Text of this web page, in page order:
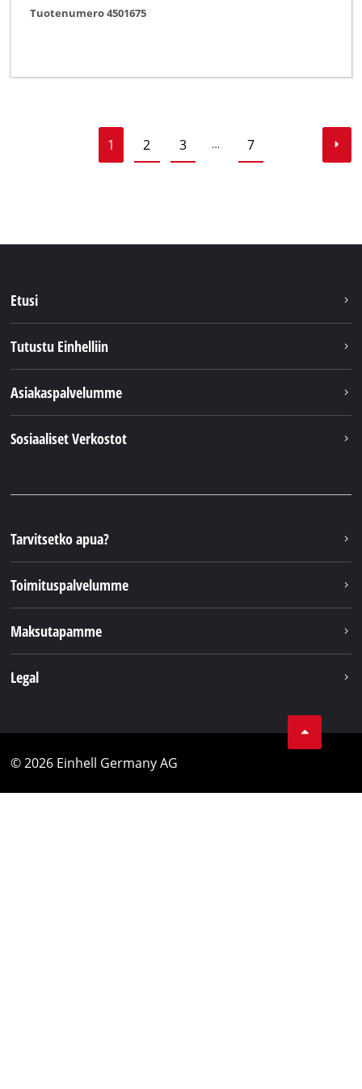
Tuotenumero 4501675
1 2 3 … 7
Etusi
Tutustu Einhelliin
Asiakaspalvelumme
Sosiaaliset Verkostot
Tarvitsetko apua?
Toimituspalvelumme
Maksutapamme
Legal
© 2026 Einhell Germany AG